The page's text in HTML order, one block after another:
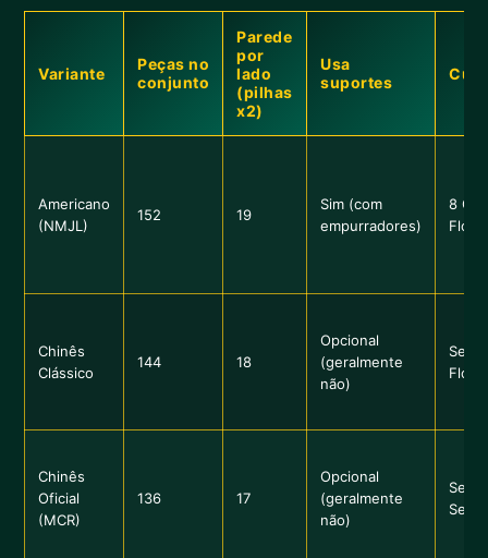
Variante
Peças no
conjunto
Parede
por
lado
(pilhas
x2)
Usa
suportes
Americano
(NMJL)
152 19
Sim (com
empurradores)
8
Chinês
Clássico
144 18
Opcional
(geralmente
não)
Sem
Chinês
Oficial
(MCR)
136 17
Opcional
(geralmente
não)
Sem
Sem